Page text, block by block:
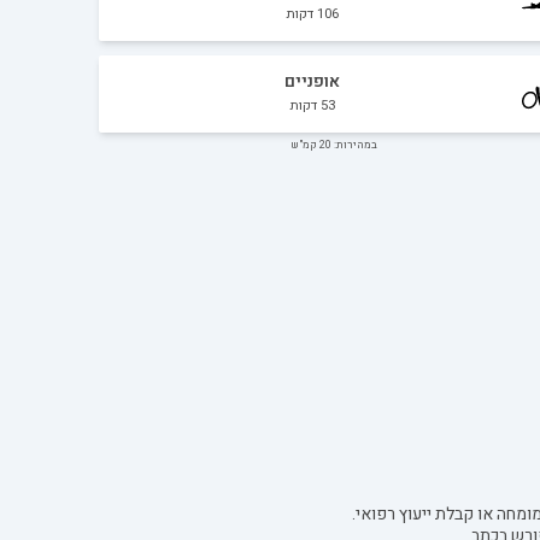
106 דקות
אופניים
53 דקות
במהירות: 20 קמ"ש
או קבלת ייעוץ רפואי.